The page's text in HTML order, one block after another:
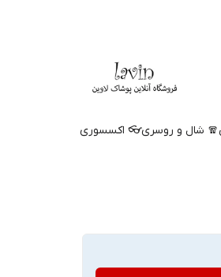
🧣 شال و روسری👓 اکسسوری